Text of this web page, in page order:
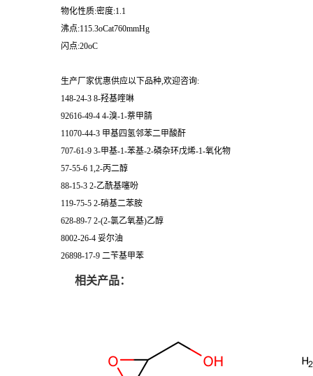
物化性质:密度:1.1
沸点:115.3oCat760mmHg
闪点:20oC
生产厂家优惠供应以下品种,欢迎咨询:
148-24-3 8-羟基喹啉
92616-49-4 4-溴-1-萘甲腈
11070-44-3 甲基四氢邻苯二甲酸酐
707-61-9 3-甲基-1-苯基-2-磷杂环戊烯-1-氧化物
57-55-6 1,2-丙二醇
88-15-3 2-乙酰基噻吩
119-75-5 2-硝基二苯胺
628-89-7 2-(2-氯乙氧基)乙醇
8002-26-4 妥尔油
26898-17-9 二苄基甲苯
相关产品：